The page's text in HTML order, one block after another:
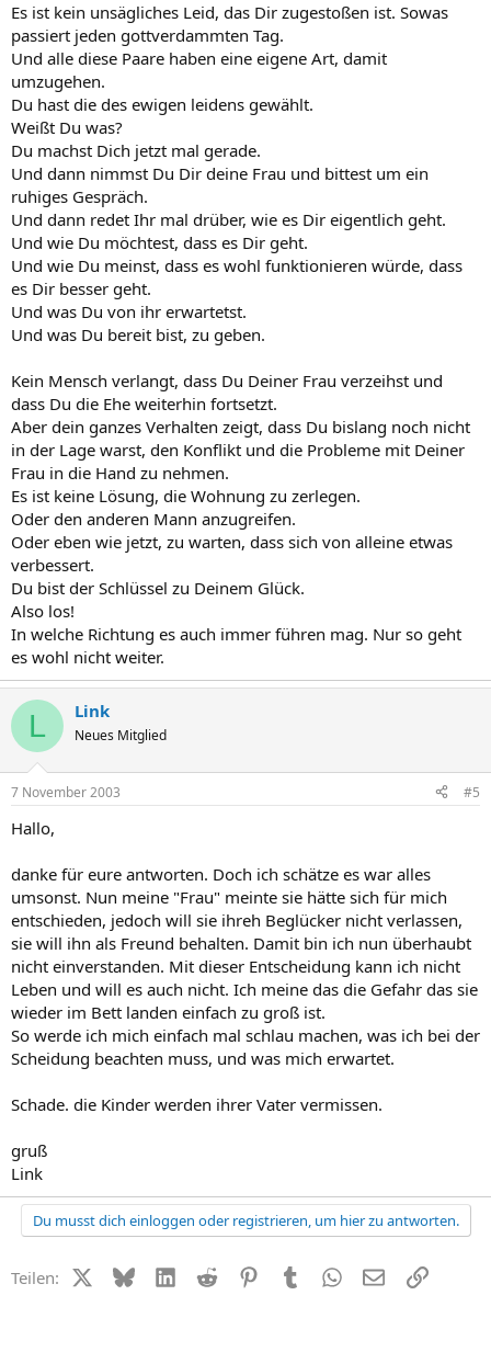
Es ist kein unsägliches Leid, das Dir zugestoßen ist. Sowas
passiert jeden gottverdammten Tag.
Und alle diese Paare haben eine eigene Art, damit
umzugehen.
Du hast die des ewigen leidens gewählt.
Weißt Du was?
Du machst Dich jetzt mal gerade.
Und dann nimmst Du Dir deine Frau und bittest um ein
ruhiges Gespräch.
Und dann redet Ihr mal drüber, wie es Dir eigentlich geht.
Und wie Du möchtest, dass es Dir geht.
Und wie Du meinst, dass es wohl funktionieren würde, dass
es Dir besser geht.
Und was Du von ihr erwartetst.
Und was Du bereit bist, zu geben.
Kein Mensch verlangt, dass Du Deiner Frau verzeihst und
dass Du die Ehe weiterhin fortsetzt.
Aber dein ganzes Verhalten zeigt, dass Du bislang noch nicht
in der Lage warst, den Konflikt und die Probleme mit Deiner
Frau in die Hand zu nehmen.
Es ist keine Lösung, die Wohnung zu zerlegen.
Oder den anderen Mann anzugreifen.
Oder eben wie jetzt, zu warten, dass sich von alleine etwas
verbessert.
Du bist der Schlüssel zu Deinem Glück.
Also los!
In welche Richtung es auch immer führen mag. Nur so geht
es wohl nicht weiter.
L Link
Neues Mitglied
7 November 2003 #5
Hallo,
danke für eure antworten. Doch ich schätze es war alles
umsonst. Nun meine "Frau" meinte sie hätte sich für mich
entschieden, jedoch will sie ihreh Beglücker nicht verlassen,
sie will ihn als Freund behalten. Damit bin ich nun überhaubt
nicht einverstanden. Mit dieser Entscheidung kann ich nicht
Leben und will es auch nicht. Ich meine das die Gefahr das sie
wieder im Bett landen einfach zu groß ist.
So werde ich mich einfach mal schlau machen, was ich bei der
Scheidung beachten muss, und was mich erwartet.
Schade. die Kinder werden ihrer Vater vermissen.
gruß
Link
Du musst dich einloggen oder registrieren, um hier zu antworten.
Teilen: X (Twitter)
BlueskyLinkedIn
Reddit PinterestTumblr WhatsApp
E-MailLink